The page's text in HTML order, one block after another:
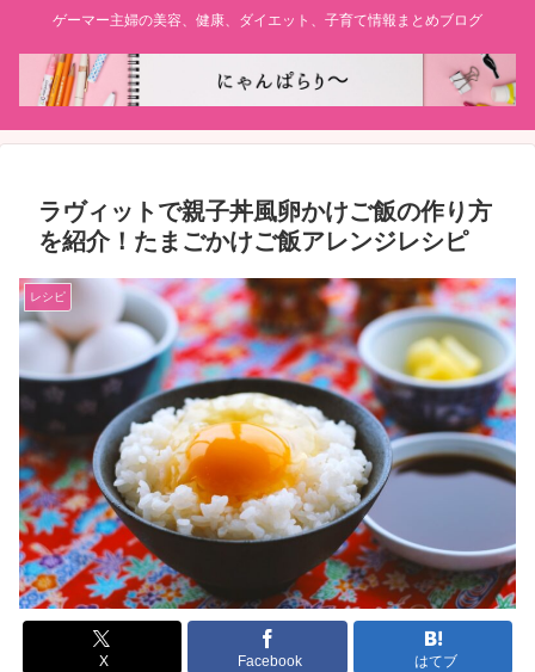
ゲーマー主婦の美容、健康、ダイエット、子育て情報まとめブログ
ラヴィットで親子丼風卵かけご飯の作り方
を紹介！たまごかけご飯アレンジレシピ
レシピ
X Facebook はてブ